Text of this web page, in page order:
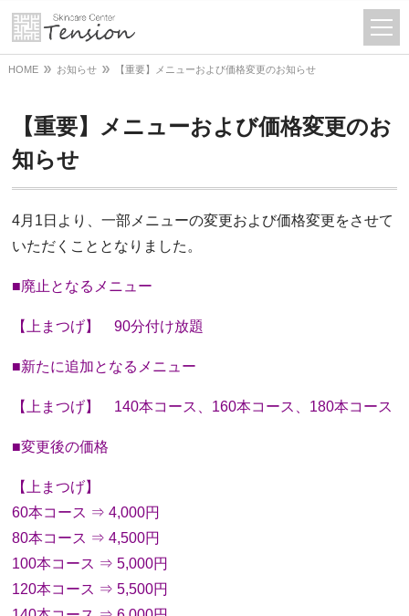
HOME お知らせ 【重要】メニューおよび価格変更のお知らせ
【重要】メニューおよび価格変更のお
知らせ
4月1日より、一部メニューの変更および価格変更をさせて
いただくこととなりました。
■廃止となるメニュー
【上まつげ】 90分付け放題
■新たに追加となるメニュー
【上まつげ】 140本コース、160本コース、180本コース
■変更後の価格
【上まつげ】
60本コース ⇒ 4,000円
80本コース ⇒ 4,500円
100本コース ⇒ 5,000円
120本コース ⇒ 5,500円